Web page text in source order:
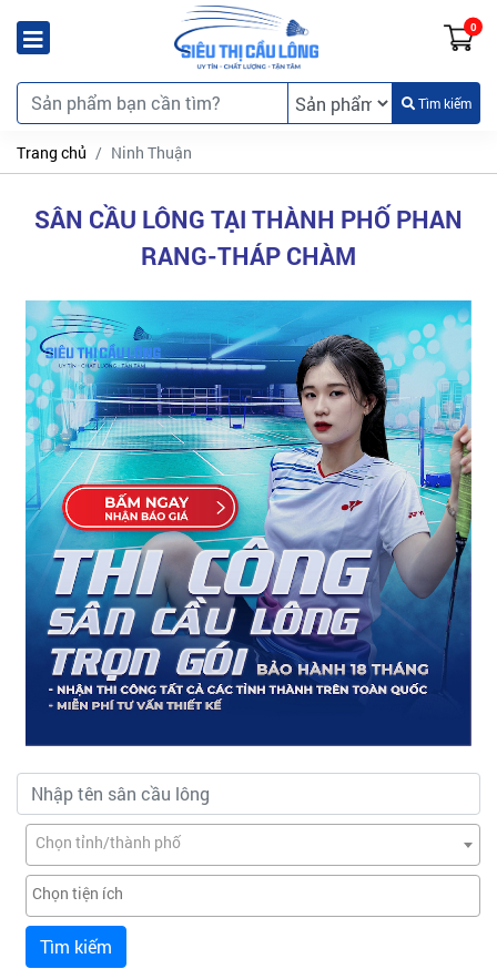
0
Tìm kiếm
Trang chủ Ninh Thuận
SÂN CẦU LÔNG TẠI THÀNH PHỐ PHAN
RANG-THÁP CHÀM
Chọn tỉnh/thành phố
Tìm kiếm